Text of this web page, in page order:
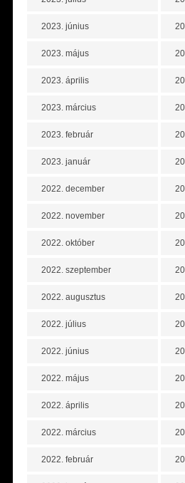
2023. június
2023. május
2023. április
2023. március
2023. február
2023. január
2022. december
2022. november
2022. október
2022. szeptember
2022. augusztus
2022. július
2022. június
2022. május
2022. április
2022. március
2022. február